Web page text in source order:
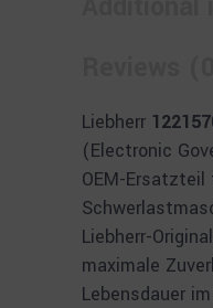
Liebherr
(Electronic
OEM-Ersatzteil
Liebherr-
maximale
Lebensdauer